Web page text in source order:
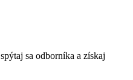
sa odborníka a získaj